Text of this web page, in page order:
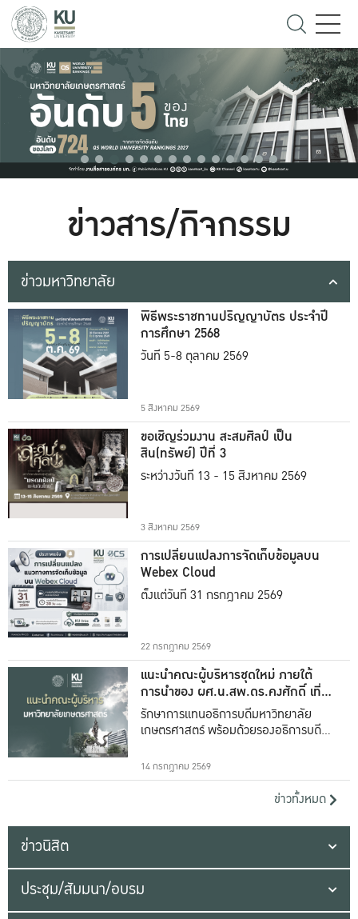
ข่าวสาร/กิจกรรม
ข่าวมหาวิทยาลัย
พิธีพระราชทานปริญญาบัตร ประจำปี
การศึกษา 2568
วันที่ 5-8 ตุลาคม 2569
5 สิงหาคม 2569
ขอเชิญร่วมงาน สะสมศิลป์ เป็น
สิน(ทรัพย์) ปีที่ 3
ระหว่างวันที่ 13 - 15 สิงหาคม 2569
3 สิงหาคม 2569
การเปลี่ยนแปลงการจัดเก็บข้อมูลบน
Webex Cloud
ตั้งแต่วันที่ 31 กรกฎาคม 2569
22 กรกฎาคม 2569
แนะนำคณะผู้บริหารชุดใหม่ ภายใต้
การนำของ ผศ.น.สพ.ดร.คงศักดิ์ เที่ยง
ธรรม
รักษาการแทนอธิการบดีมหาวิทยาลัย
เกษตรศาสตร์ พร้อมด้วยรองอธิการบดีทั้ง
14 กรกฎาคม 2569
ข่าวทั้งหมด
ข่าวนิสิต
ประชุม/สัมมนา/อบรม